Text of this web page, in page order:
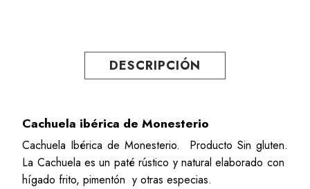
DESCRIPCIÓN
Cachuela ibérica de Monesterio
Cachuela Ibérica de Monesterio. Producto Sin gluten.
La Cachuela es un paté rústico y natural elaborado con
hígado frito, pimentón y otras especias.